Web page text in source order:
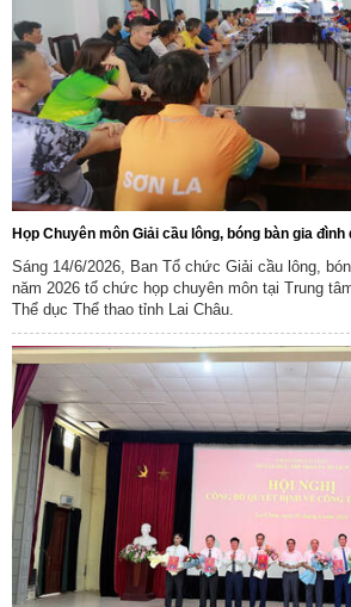
Họp Chuyên môn Giải cầu lông, bóng bàn gia
Sáng 14/6/2026, Ban Tổ chức Giải cầu lông,
năm 2026 tổ chức họp chuyên môn tại Trung
Thể dục Thể thao tỉnh Lai Châu.